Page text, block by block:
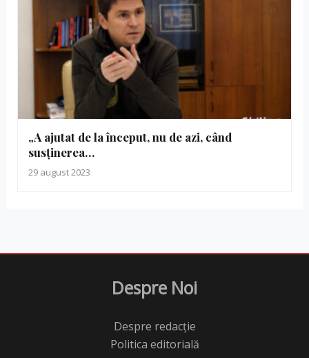
„A ajutat de la început, nu de azi, când
susținerea…
29 august 2023
Despre Noi
Despre redacție
Politica editorială